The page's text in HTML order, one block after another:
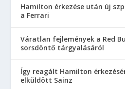
Hamilton érkezése után új
a Ferrari
Váratlan fejlemények a Red
sorsdöntő tárgyalásáról
Így reagált Hamilton
elküldött Sainz